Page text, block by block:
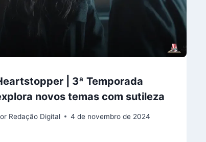
| 3ª Temporada
novos temas com sutileza
Redação Digital 4 de novembro de 2024